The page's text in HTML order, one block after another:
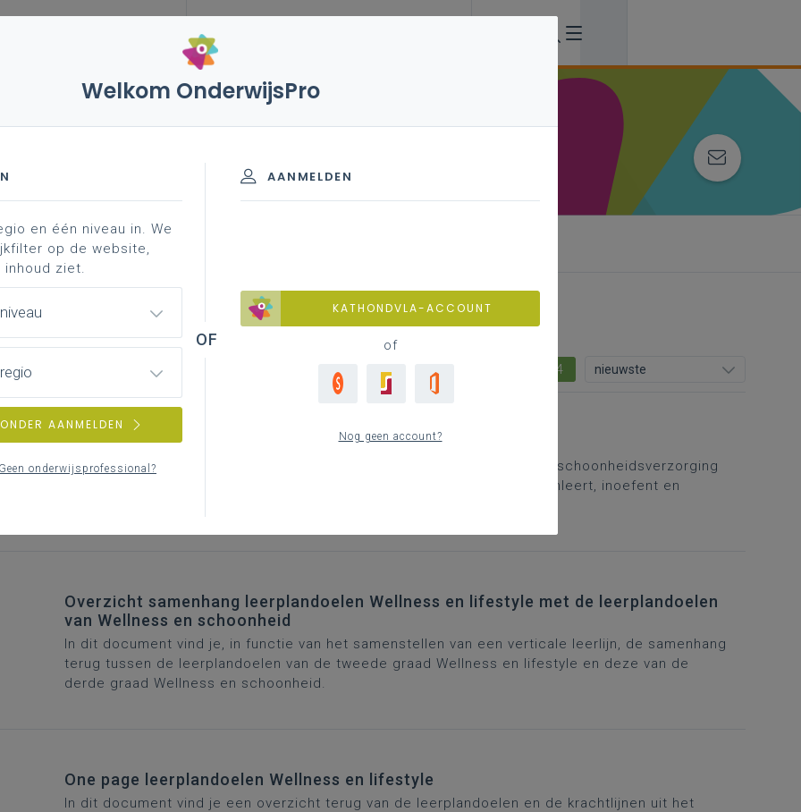
vakken en leerplannen 2de graad
inspirerend materiaal
- 2de graad - D/A-finaliteit
inspirerend materiaal
4 nieuwste
Kruistabel Wellness en lifestyle
In deze kruistabel vind je een overzicht van de leerplandoelen haar- en schoonheidsverzorging
om met de vakgroep het gesprek aan te gaan wie welk leerplandoel aanleert, inoefent en
Overzicht samenhang leerplandoelen Wellness en lifestyle met de leerplandoelen
van Wellness en schoonheid
In dit document vind je, in functie van het samenstellen van een verticale leerlijn, de samenhang
terug tussen de leerplandoelen van de tweede graad Wellness en lifestyle en deze van de
derde graad Wellness en schoonheid.
One page leerplandoelen Wellness en lifestyle
In dit document vind je een overzicht terug van de leerplandoelen en de krachtlijnen uit het
Welkom OnderwijsPro
AANMELDEN
KATHONDVLA-ACCOUNT
of
Nog geen account?
en één niveau in. We
op de website,
ziet.
AANMELDEN
Geen onderwijsprofessional?